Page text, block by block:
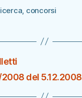
concorsi
2008 del 5.12.2008